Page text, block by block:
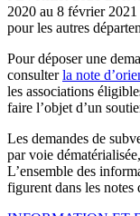
2020 au 8 février
pour les autres
Pour déposer une
consulterla note
les associations
faire l’objet d’un
Les demandes de
par voie
L’ensemble des
figurent dans les notes